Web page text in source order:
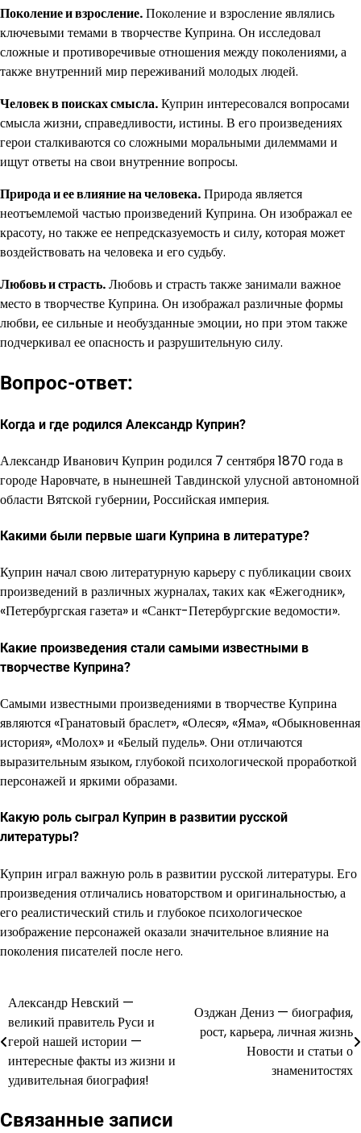
Поколение и взросление.Поколение и взросление являлись
ключевыми темами в творчестве Куприна. Он исследовал
сложные и противоречивые отношения между поколениями, а
также внутренний мир переживаний молодых людей.
Человек в поисках смысла.Куприн интересовался вопросами
смысла жизни, справедливости, истины. В его произведениях
герои сталкиваются со сложными моральными дилеммами и
ищут ответы на свои внутренние вопросы.
Природа и ее влияние на человека.Природа является
неотъемлемой частью произведений Куприна. Он изображал ее
красоту, но также ее непредсказуемость и силу, которая может
воздействовать на человека и его судьбу.
Любовь и страсть.Любовь и страсть также занимали важное
место в творчестве Куприна. Он изображал различные формы
любви, ее сильные и необузданные эмоции, но при этом также
подчеркивал ее опасность и разрушительную силу.
Вопрос-ответ:
Когда и где родился Александр Куприн?
Александр Иванович Куприн родился 7 сентября 1870 года в
городе Наровчате, в нынешней Тавдинской улусной автономной
области Вятской губернии, Российская империя.
Какими были первые шаги Куприна в литературе?
Куприн начал свою литературную карьеру с публикации своих
произведений в различных журналах, таких как «Ежегодник»,
«Петербургская газета» и «Санкт-Петербургские ведомости».
Какие произведения стали самыми известными в
творчестве Куприна?
Самыми известными произведениями в творчестве Куприна
являются «Гранатовый браслет», «Олеся», «Яма», «Обыкновенная
история», «Молох» и «Белый пудель». Они отличаются
выразительным языком, глубокой психологической проработкой
персонажей и яркими образами.
Какую роль сыграл Куприн в развитии русской
литературы?
Куприн играл важную роль в развитии русской литературы. Его
произведения отличались новаторством и оригинальностью, а
его реалистический стиль и глубокое психологическое
изображение персонажей оказали значительное влияние на
поколения писателей после него.
Навигация
по
записям
Александр Невский —
великий правитель Руси и
герой нашей истории —
интересные факты из жизни и
удивительная биография!
Озджан Дениз — биография,
рост, карьера, личная жизнь
Новости и статьи о
знаменитостях
Связанные записи